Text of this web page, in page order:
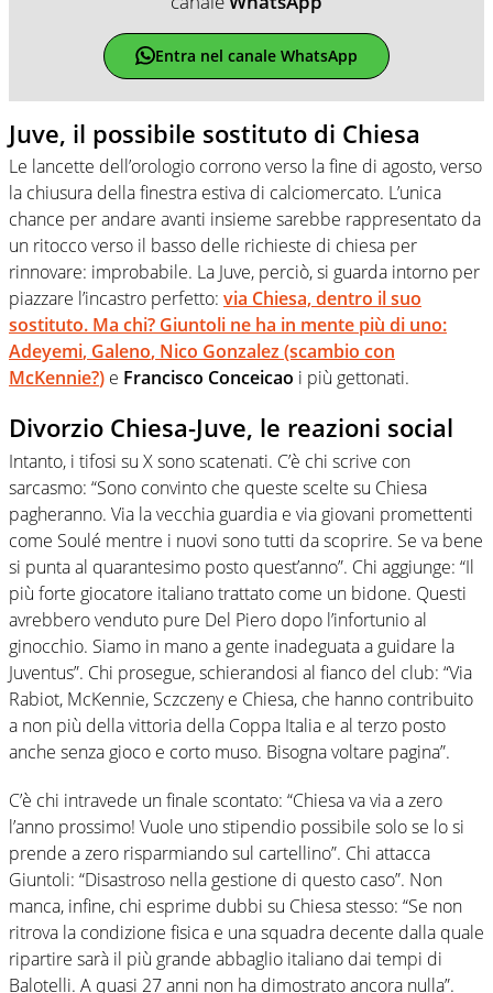
Entra nel canale WhatsApp
Juve, il possibile sostituto di Chiesa
Le lancette dell’orologio corrono verso la fine di agosto, verso
la chiusura della finestra estiva di calciomercato. L’unica
chance per andare avanti insieme sarebbe rappresentato da
un ritocco verso il basso delle richieste di chiesa per
rinnovare: improbabile. La Juve, perciò, si guarda intorno per
piazzare l’incastro perfetto: via Chiesa, dentro il suo
sostituto. Ma chi? Giuntoli ne ha in mente più di uno:
Adeyemi, Galeno, Nico Gonzalez (scambio con
McKennie?) e Francisco Conceicao i più gettonati.
Divorzio Chiesa-Juve, le reazioni social
Intanto, i tifosi su X sono scatenati. C’è chi scrive con
sarcasmo: “Sono convinto che queste scelte su Chiesa
pagheranno. Via la vecchia guardia e via giovani promettenti
come Soulé mentre i nuovi sono tutti da scoprire. Se va bene
si punta al quarantesimo posto quest’anno”. Chi aggiunge: “Il
più forte giocatore italiano trattato come un bidone. Questi
avrebbero venduto pure Del Piero dopo l’infortunio al
ginocchio. Siamo in mano a gente inadeguata a guidare la
Juventus”. Chi prosegue, schierandosi al fianco del club: “Via
Rabiot, McKennie, Sczczeny e Chiesa, che hanno contribuito
a non più della vittoria della Coppa Italia e al terzo posto
anche senza gioco e corto muso. Bisogna voltare pagina”.
C’è chi intravede un finale scontato: “Chiesa va via a zero
l’anno prossimo! Vuole uno stipendio possibile solo se lo si
prende a zero risparmiando sul cartellino”. Chi attacca
Giuntoli: “Disastroso nella gestione di questo caso”. Non
manca, infine, chi esprime dubbi su Chiesa stesso: “Se non
ritrova la condizione fisica e una squadra decente dalla quale
ripartire sarà il più grande abbaglio italiano dai tempi di
Balotelli. A quasi 27 anni non ha dimostrato ancora nulla”.